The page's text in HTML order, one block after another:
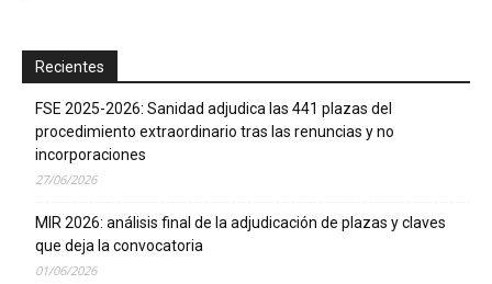
Recientes
FSE 2025-2026: Sanidad adjudica las 441 plazas del
procedimiento extraordinario tras las renuncias y no
incorporaciones
27/06/2026
MIR 2026: análisis final de la adjudicación de plazas y claves
que deja la convocatoria
01/06/2026